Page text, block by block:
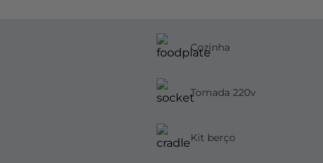
Cozinha
Tomada 220v
Kit berço